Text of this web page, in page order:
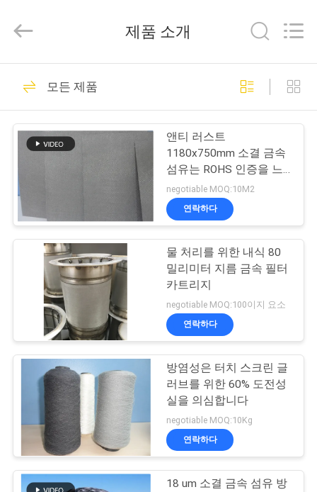
제
화
면
시
회
에
Hunan
Materials
Reserved.
소결된 금속 섬유
30
스테인리스 섬유
22
티타늄 섬유
11
제품 소개
모든 제품
앤티 러스트
1180x750mm 소결 금속
섬유는 ROHS 인증을 느
꼈습니다
negotiable MOQ:10M2
연락하다
물 처리를 위한 내식 80
밀리미터 지름 금속 필터
카트리지
negotiable MOQ:100이지 요소
연락하다
방염성은 터치 스크린 글
러브를 위한 60% 도전성
실을 의심합니다
negotiable MOQ:10Kg
연락하다
18 um 소결 금속 섬유 방